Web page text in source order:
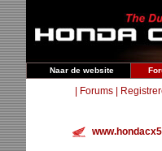
Naar de website
Forums